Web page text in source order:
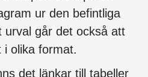
ur den befintliga
urval går det också att
i olika format.
det länkar till tabeller